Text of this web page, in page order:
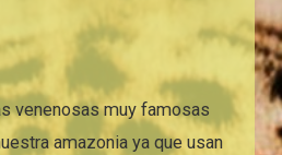
venenosas muy famosas
amazonia ya que usan